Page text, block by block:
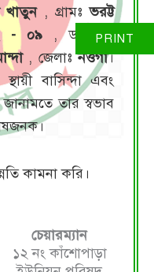
খাতুন , গ্রামঃভরট্ট
- ০৯ , ডাকঘরঃ
, জেলাঃনওগাঁ।
বাসিন্দা এবং
তার স্বভাব
কামনা করি।
চেয়ারম্যান
১২ নং কাঁশোপাড়া